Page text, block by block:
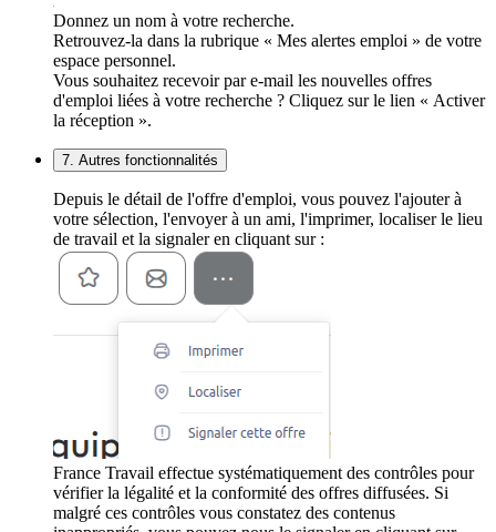
Donnez un nom à votre recherche.
Retrouvez-la dans la rubrique « Mes alertes emploi » de votre
espace personnel.
Vous souhaitez recevoir par e-mail les nouvelles offres
d'emploi liées à votre recherche ? Cliquez sur le lien « Activer
la réception ».
7. Autres fonctionnalités
Depuis le détail de l'offre d'emploi, vous pouvez l'ajouter à
votre sélection, l'envoyer à un ami, l'imprimer, localiser le lieu
de travail et la signaler en cliquant sur :
France Travail effectue systématiquement des contrôles pour
vérifier la légalité et la conformité des offres diffusées. Si
malgré ces contrôles vous constatez des contenus